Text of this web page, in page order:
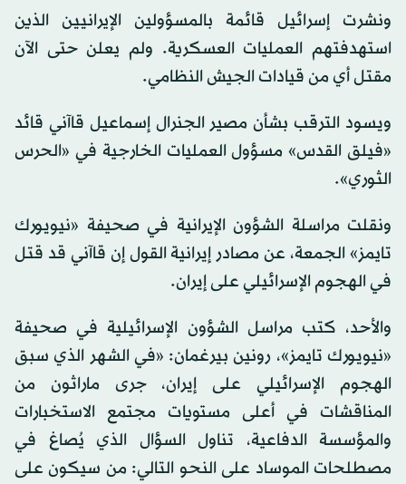
ونشرت إسرائيل قائمة بالمسؤولين الإيرانيين الذين
استهدفتهم العمليات العسكرية. ولم يعلن حتى الآن
مقتل أي من قيادات الجيش النظامي.
ويسود الترقب بشأن مصير الجنرال إسماعيل قاآني قائد
«فيلق القدس» مسؤول العمليات الخارجية في «الحرس
الثوري».
ونقلت مراسلة الشؤون الإيرانية في صحيفة «نيويورك
تايمز» الجمعة، عن مصادر إيرانية القول إن قاآني قد قتل
في الهجوم الإسرائيلي على إيران.
والأحد، كتب مراسل الشؤون الإسرائيلية في صحيفة
«نيويورك تايمز»، رونين بيرغمان: «في الشهر الذي سبق
الهجوم الإسرائيلي على إيران، جرى ماراثون من
المناقشات في أعلى مستويات مجتمع الاستخبارات
والمؤسسة الدفاعية، تناول السؤال الذي يُصاغ في
مصطلحات الموساد على النحو التالي: من سيكون على